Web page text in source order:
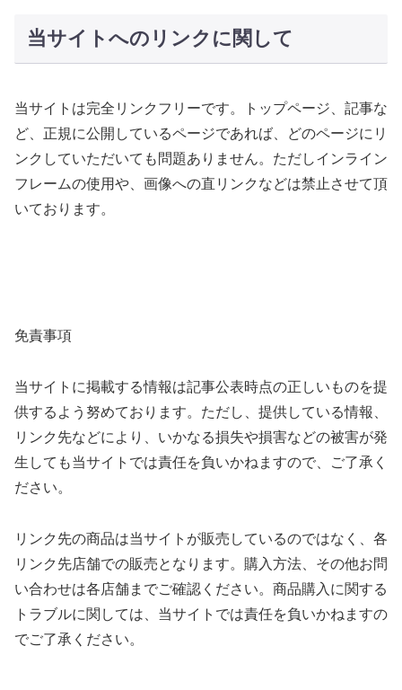
当サイトへのリンクに関して
当サイトは完全リンクフリーです。トップページ、記事な
ど、正規に公開しているページであれば、どのページにリ
ンクしていただいても問題ありません。ただしインライン
フレームの使用や、画像への直リンクなどは禁止させて頂
いております。
免責事項
当サイトに掲載する情報は記事公表時点の正しいものを提
供するよう努めております。ただし、提供している情報、
リンク先などにより、いかなる損失や損害などの被害が発
生しても当サイトでは責任を負いかねますので、ご了承く
ださい。
リンク先の商品は当サイトが販売しているのではなく、各
リンク先店舗での販売となります。購入方法、その他お問
い合わせは各店舗までご確認ください。商品購入に関する
トラブルに関しては、当サイトでは責任を負いかねますの
でご了承ください。